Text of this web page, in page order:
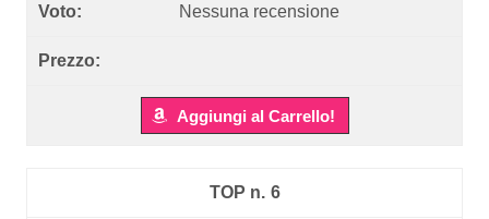
Nessuna recensione
Aggiungi al Carrello!
6